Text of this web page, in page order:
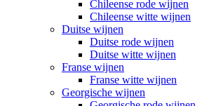
Chileense rode wijnen
Chileense witte wijnen
Duitse wijnen
Duitse rode wijnen
Duitse witte wijnen
Franse wijnen
Franse witte wijnen
Georgische wijnen